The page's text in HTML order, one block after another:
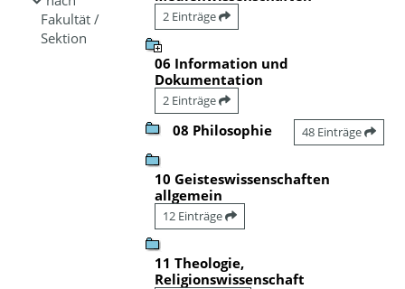
Fakultät /
Sektion
2 Einträge
06 Information und
Dokumentation
2 Einträge
08 Philosophie 48 Einträge
10 Geisteswissenschaften
allgemein
12 Einträge
11 Theologie,
Religionswissenschaft